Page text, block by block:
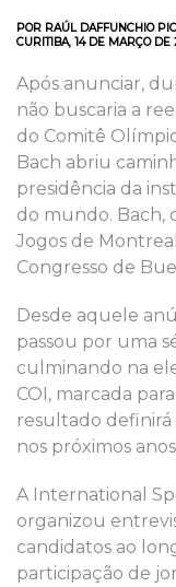
POR RAÚL DAFFUNCHIO
CURITIBA, 14 DE MARÇO DE
Após anunciar,
não buscaria a
do Comitê
Bach abriu
presidência da
do mundo. Bach,
Jogos de
Congresso de
Desde aquele
passou por uma
culminando na
COI, marcada
resultado
nos próximos
A International
organizou
candidatos ao
participação de